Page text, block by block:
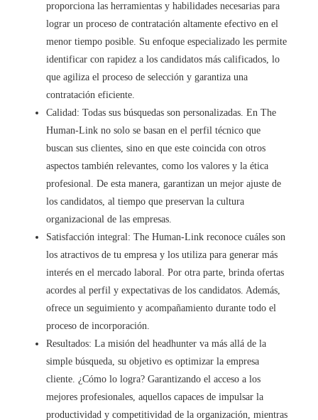
proporciona las herramientas y habilidades necesarias para
lograr un proceso de contratación altamente efectivo en el
menor tiempo posible. Su enfoque especializado les permite
identificar con rapidez a los candidatos más calificados, lo
que agiliza el proceso de selección y garantiza una
contratación eficiente.
Calidad: Todas sus búsquedas son personalizadas. En The
Human-Link no solo se basan en el perfil técnico que
buscan sus clientes, sino en que este coincida con otros
aspectos también relevantes, como los valores y la ética
profesional. De esta manera, garantizan un mejor ajuste de
los candidatos, al tiempo que preservan la cultura
organizacional de las empresas.
Satisfacción integral: The Human-Link reconoce cuáles son
los atractivos de tu empresa y los utiliza para generar más
interés en el mercado laboral. Por otra parte, brinda ofertas
acordes al perfil y expectativas de los candidatos. Además,
ofrece un seguimiento y acompañamiento durante todo el
proceso de incorporación.
Resultados: La misión del headhunter va más allá de la
simple búsqueda, su objetivo es optimizar la empresa
cliente. ¿Cómo lo logra? Garantizando el acceso a los
mejores profesionales, aquellos capaces de impulsar la
productividad y competitividad de la organización, mientras